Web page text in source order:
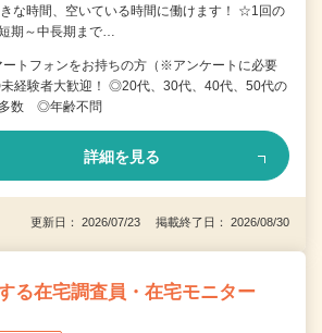
な時間、空いている時間に働けます！ ☆1回の
期～中長期まで…
トフォンをお持ちの方（※アンケートに必要
経験者大歓迎！ ◎20代、30代、40代、50代の
多数 ◎年齢不問
詳細を見る
更新日： 2026/07/23 掲載終了日： 2026/08/30
る在宅調査員・在宅モニター